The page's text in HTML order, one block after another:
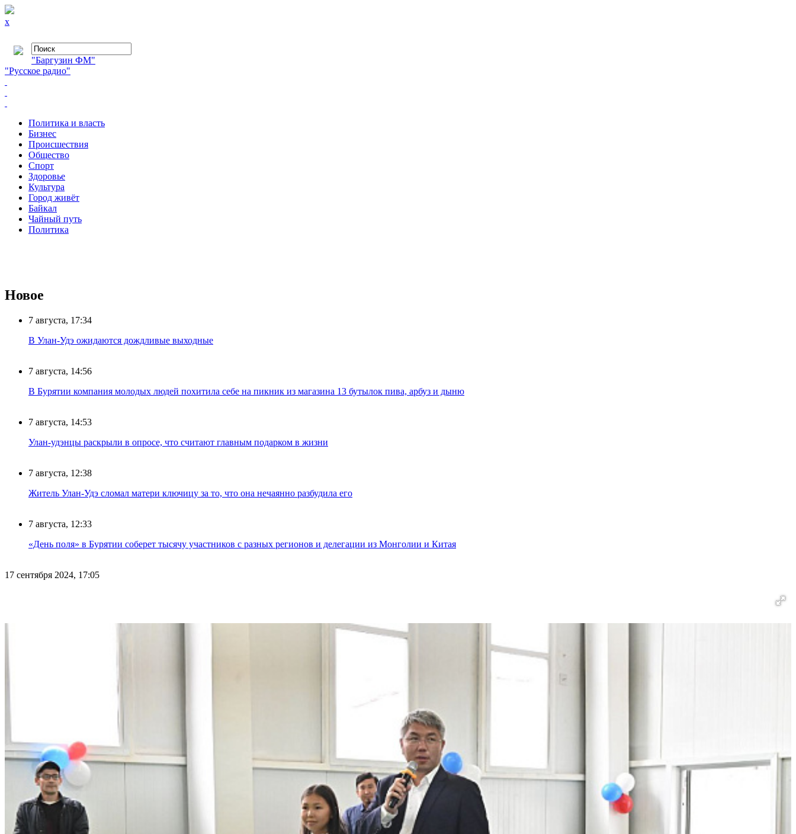
x
"Баргузин ФМ"
"Русское радио"
Политика и власть
Бизнес
Происшествия
Общество
Cпорт
Здоровье
Культура
Город живёт
Байкал
Чайный путь
Политика
Новое
7 августа, 17:34
В Улан-Удэ ожидаются дождливые выходные
7 августа, 14:56
В Бурятии компания молодых людей похитила себе на пикник из магазина 13 бутылок пива, арбуз и дыню
7 августа, 14:53
Улан-удэнцы раскрыли в опросе, что считают главным подарком в жизни
7 августа, 12:38
Житель Улан-Удэ сломал матери ключицу за то, что она нечаянно разбудила его
7 августа, 12:33
«День поля» в Бурятии соберет тысячу участников с разных регионов и делегации из Монголии и Китая
17 сентября 2024, 17:05